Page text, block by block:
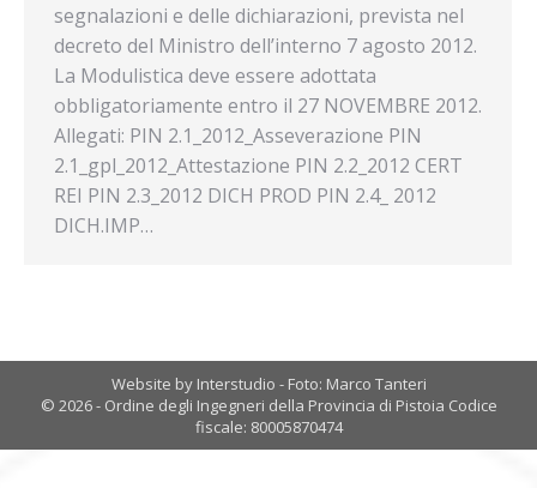
segnalazioni e delle dichiarazioni, prevista nel
decreto del Ministro dell’interno 7 agosto 2012.
La Modulistica deve essere adottata
obbligatoriamente entro il 27 NOVEMBRE 2012.
Allegati: PIN 2.1_2012_Asseverazione PIN
2.1_gpl_2012_Attestazione PIN 2.2_2012 CERT
REI PIN 2.3_2012 DICH PROD PIN 2.4_ 2012
DICH.IMP…
Website by Interstudio - Foto: Marco Tanteri
© 2026 - Ordine degli Ingegneri della Provincia di Pistoia Codice
fiscale: 80005870474